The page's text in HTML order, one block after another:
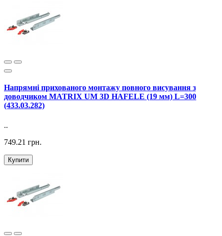
Напрямні прихованого монтажу повного висування з
доводчиком MATRIX UM 3D HAFELE (19 мм) L=300
(433.03.282)
..
749.21 грн.
Купити